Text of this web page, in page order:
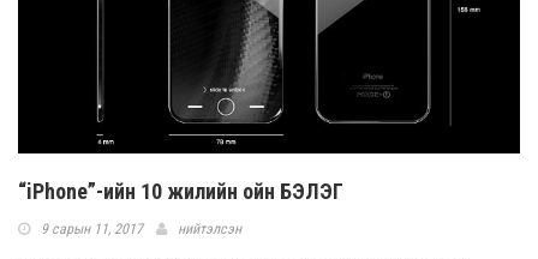
“iPhone”-ийн 10 жилийн ойн БЭЛЭГ
9 сарын 11, 2017 нийтэлсэн